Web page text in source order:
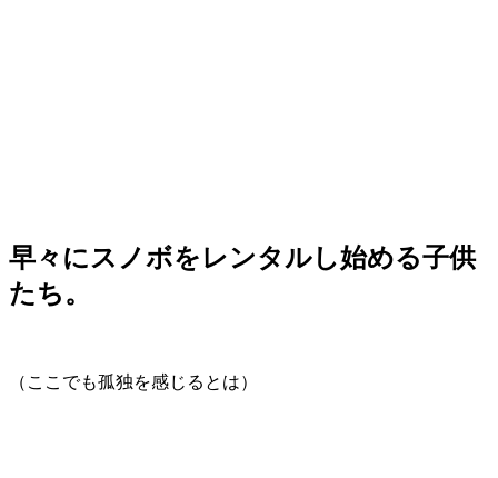
早々にスノボをレンタルし始める子供
たち。
（ここでも孤独を感じるとは）